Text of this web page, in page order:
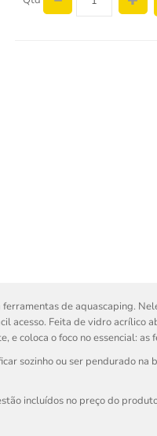
de aquascaping.
acesso. Feita de vidro acrílico
coloca o foco no essencial: as
sozinho ou ser pendurado na
incluídos no preço do